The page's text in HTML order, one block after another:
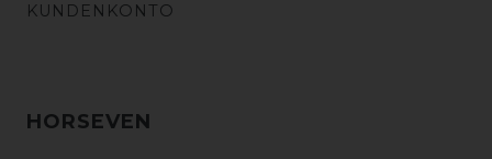
KUNDENKONTO
HORSEVEN